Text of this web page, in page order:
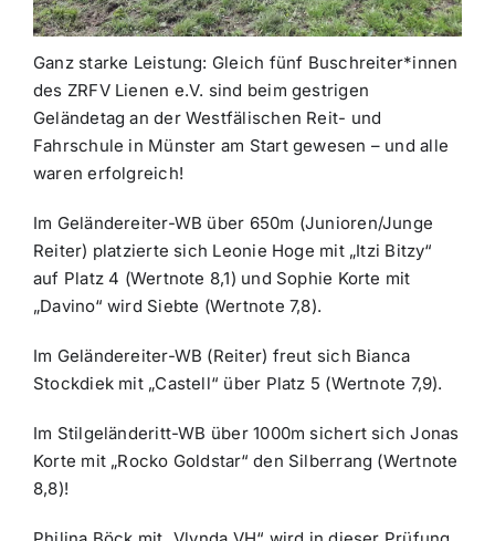
Ganz starke Leistung: Gleich fünf Buschreiter*innen
des ZRFV Lienen e.V. sind beim gestrigen
Geländetag an der Westfälischen Reit- und
Fahrschule in Münster am Start gewesen – und alle
waren erfolgreich!
Im Geländereiter-WB über 650m (Junioren/Junge
Reiter) platzierte sich Leonie Hoge mit „Itzi Bitzy“
auf Platz 4 (Wertnote 8,1) und Sophie Korte mit
„Davino“ wird Siebte (Wertnote 7,8).
Im Geländereiter-WB (Reiter) freut sich Bianca
Stockdiek mit „Castell“ über Platz 5 (Wertnote 7,9).
Im Stilgeländeritt-WB über 1000m sichert sich Jonas
Korte mit „Rocko Goldstar“ den Silberrang (Wertnote
8,8)!